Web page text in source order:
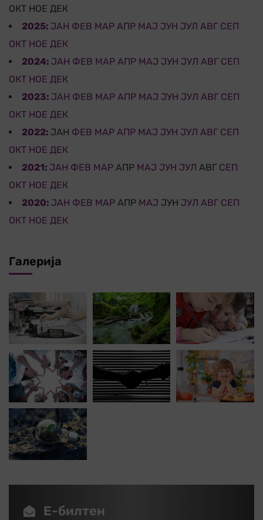
ОКТ НОЕ ДЕК
2025: ЈАН ФЕВ МАР АПР МАЈ ЈУН ЈУЛ АВГ СЕП
ОКТ НОЕ ДЕК
2024: ЈАН ФЕВ МАР АПР МАЈ ЈУН ЈУЛ АВГ СЕП
ОКТ НОЕ ДЕК
2023: ЈАН ФЕВ МАР АПР МАЈ ЈУН ЈУЛ АВГ СЕП
ОКТ НОЕ ДЕК
2022: ЈАН ФЕВ МАР АПР МАЈ ЈУН ЈУЛ АВГ СЕП
ОКТ НОЕ ДЕК
2021: ЈАН ФЕВ МАР АПР МАЈ ЈУН ЈУЛ АВГ СЕП
ОКТ НОЕ ДЕК
2020: ЈАН ФЕВ МАР АПР МАЈ ЈУН ЈУЛ АВГ СЕП
ОКТ НОЕ ДЕК
Галерија
Е-билтен